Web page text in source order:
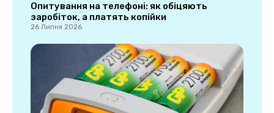
Опитування на телефоні: як обіцяють
заробіток, а платять копійки
26 Липня 2026